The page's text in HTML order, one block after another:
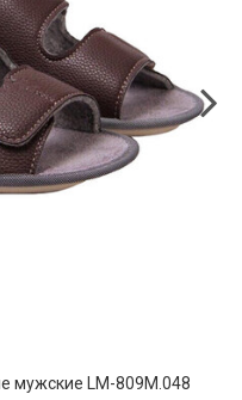
мужские LM-809M.048